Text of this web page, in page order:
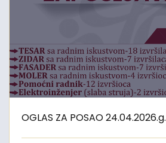
OGLAS ZA POSAO 24.04.2026.g.